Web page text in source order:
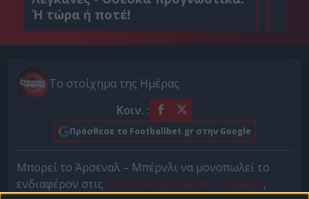
Ή τώρα ή ποτέ!
Το στοίχημα της Ημέρας
Κοιν. :
Πρόσθεσε το Footballbet.gr στην Google
Μπορεί το Άρσεναλ – Μπέρνλι να μονοπωλεί το
ενδιαφέρον στις αθλητικές μεταδόσεις σήμερα,